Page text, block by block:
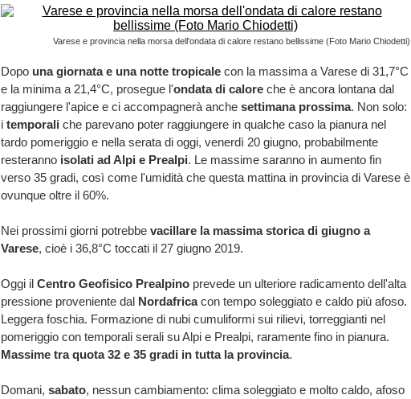
Varese e provincia nella morsa dell'ondata di calore restano bellissime (Foto Mario Chiodetti)
Dopo una giornata e una notte tropicale con la massima a Varese di 31,7°C
e la minima a 21,4°C, prosegue l'ondata di calore che è ancora lontana dal
raggiungere l'apice e ci accompagnerà anche settimana prossima. Non solo:
i temporali che parevano poter raggiungere in qualche caso la pianura nel
tardo pomeriggio e nella serata di oggi, venerdì 20 giugno, probabilmente
resteranno isolati ad Alpi e Prealpi. Le massime saranno in aumento fin
verso 35 gradi, così come l'umidità che questa mattina in provincia di Varese è
ovunque oltre il 60%.
Nei prossimi giorni potrebbe vacillare la massima storica di giugno a
Varese, cioè i 36,8°C toccati il 27 giugno 2019.
Oggi il Centro Geofisico Prealpino prevede un ulteriore radicamento dell'alta
pressione proveniente dal Nordafricacon tempo soleggiato e caldo più afoso.
Leggera foschia. Formazione di nubi cumuliformi sui rilievi, torreggianti nel
pomeriggio con temporali serali su Alpi e Prealpi, raramente fino in pianura.
Massime tra quota 32 e 35 gradi in tutta la provincia.
Domani, sabato, nessun cambiamento: clima soleggiato e molto caldo, afoso